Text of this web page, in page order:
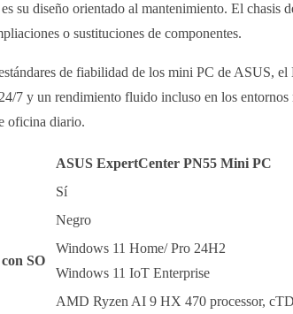
su diseño orientado al mantenimiento. El
o sustituciones de componentes.
de fiabilidad de los mini PC de ASUS,
7 y un rendimiento fluido incluso en los
oficina diario.
ASUS ExpertCenter PN55 Mini PC
Sí
Negro
SO
Windows 11 Home/ Pro 24H2
Windows 11 IoT Enterprise
AMD Ryzen AI 9 HX 470 processor,